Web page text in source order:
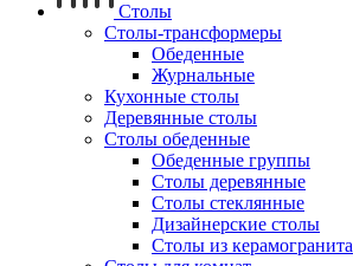
Столы
Столы-трансформеры
Обеденные
Журнальные
Кухонные столы
Деревянные столы
Столы обеденные
Обеденные группы
Столы деревянные
Столы стеклянные
Дизайнерские столы
Столы из керамогранита